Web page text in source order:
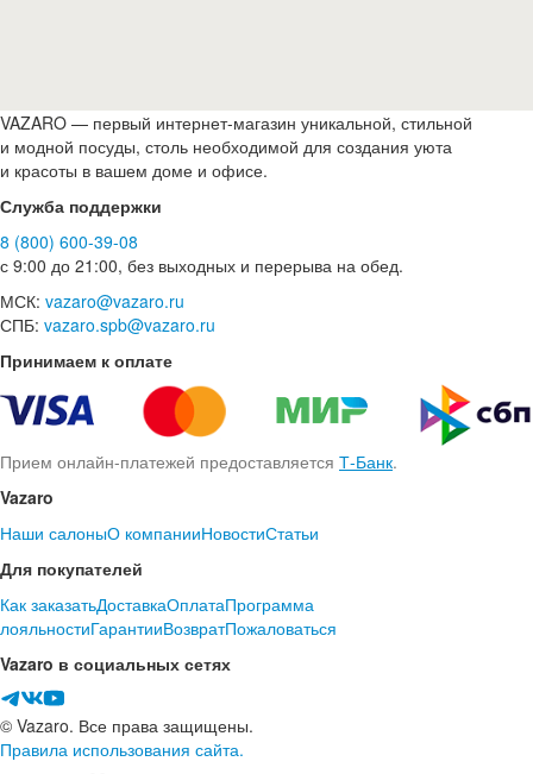
VAZARO — первый интернет-магазин уникальной, стильной
и модной посуды, столь необходимой для создания уюта
и красоты в вашем доме и офисе.
Служба поддержки
8 (800) 600-39-08
с 9:00 до 21:00, без выходных и перерыва на обед.
МСК: vazaro@vazaro.ru
СПБ: vazaro.spb@vazaro.ru
Принимаем к оплате
Прием онлайн-платежей предоставляется Т-Банк.
Vazaro
Наши салоныО компанииНовостиСтатьи
Для покупателей
Как заказатьДоставкаОплатаПрограмма
лояльностиГарантииВозвратПожаловаться
Vazaro в социальных сетях
© Vazaro. Все права защищены.
Правила использования сайта.